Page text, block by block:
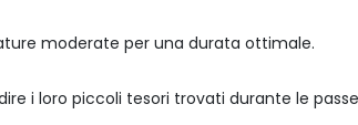
moderate per una durata ottimale.
i loro piccoli tesori trovati durante le